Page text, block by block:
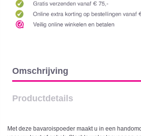
Omschrijving
Productdetails
Met deze bavaroispoeder maakt u in een